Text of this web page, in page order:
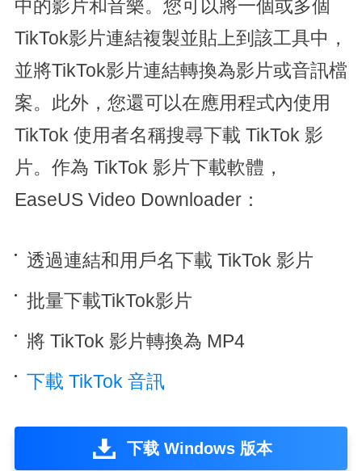
中的影片和音樂。您可以將一個或多個
TikTok影片連結複製並貼上到該工具中，
並將TikTok影片連結轉換為影片或音訊檔
案。此外，您還可以在應用程式內使用
TikTok 使用者名稱搜尋下載 TikTok 影
片。作為 TikTok 影片下載軟體，
EaseUS Video Downloader：
透過連結和用戶名下載 TikTok 影片
批量下載TikTok影片
將 TikTok 影片轉換為 MP4
下載 TikTok 音訊
下载 Windows 版本